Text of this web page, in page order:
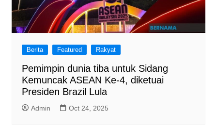
Berita Featured Rakyat
Pemimpin dunia tiba untuk Sidang
Kemuncak ASEAN Ke-4, diketuai
Presiden Brazil Lula
Admin Oct 24, 2025